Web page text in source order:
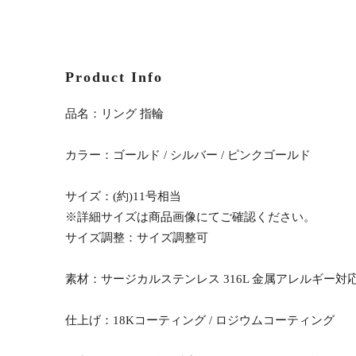
Product Info
品名：リング 指輪
カラー：ゴールド / シルバー / ピンクゴールド
サイズ：(約)11号相当
※詳細サイズは商品画像にてご確認ください。
サイズ調整：サイズ調整可
素材：サージカルステンレス 316L 金属アレルギー対
仕上げ：18Kコーティング / ロジウムコーティング